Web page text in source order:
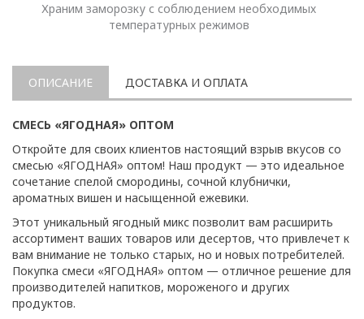
Храним заморозку с соблюдением необходимых
температурных режимов
ОПИСАНИЕ ДОСТАВКА И ОПЛАТА
СМЕСЬ «ЯГОДНАЯ» ОПТОМ
Откройте для своих клиентов настоящий взрыв вкусов со
смесью «ЯГОДНАЯ» оптом! Наш продукт — это идеальное
сочетание спелой смородины, сочной клубнички,
ароматных вишен и насыщенной ежевики.
Этот уникальный ягодный микс позволит вам расширить
ассортимент ваших товаров или десертов, что привлечет к
вам внимание не только старых, но и новых потребителей.
Покупка смеси «ЯГОДНАЯ» оптом — отличное решение для
производителей напитков, мороженого и других
продуктов.